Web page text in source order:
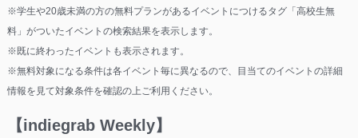
※学生や20歳未満の方の無料プランがあるイベントにつけるタグ「高校生無
料」がついたイベントの検索結果を表示します。
※既に終わったイベントも表示されます。
※無料対象になる条件は各イベント毎に異なるので、目当てのイベントの詳細
情報を見て対象条件を確認の上ご利用ください。
【indiegrab Weekly】